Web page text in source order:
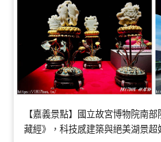
【嘉義景點】國立故宮博物院南
藏經》，科技感建築與絕美湖景超